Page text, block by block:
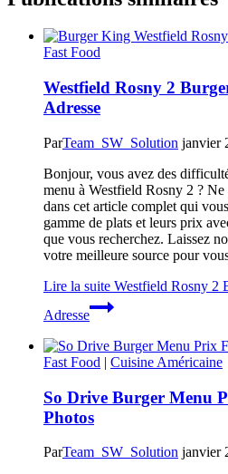
Fast Food
Westfield Rosny 2
Adresse
ParTeam_SW_Solution janvier
Bonjour, vous avez des
menu à Westfield Rosny 2 ?
dans cet article complet qui
gamme de plats et leurs prix
que vous recherchez. Laissez
votre meilleure source pour
Lire la suite Westfield Rosny 2
Adresse
Fast Food | Cuisine Américaine
So Drive Burger Menu
Photos
ParTeam_SW_Solution janvier